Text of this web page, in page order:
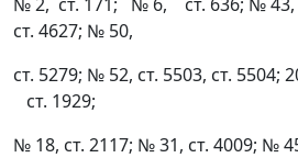
ст. 4627; № 50,
ст. 5279; № 52, ст. 5503, ст. 5504;
ст. 1929;
№ 18, ст. 2117; № 31, ст. 4009; №